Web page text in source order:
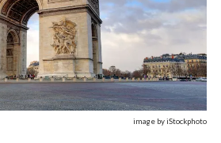
image by iStockphoto